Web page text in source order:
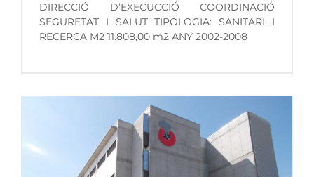
DIRECCIÓ D’EXECUCCIÓ COORDINACIÓ
SEGURETAT I SALUT TIPOLOGIA: SANITARI I
RECERCA M2 11.808,00 m2 ANY 2002-2008